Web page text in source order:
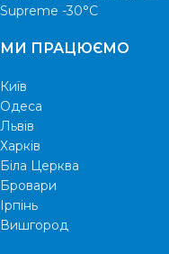
Supreme -30°С
МИ ПРАЦЮЄМО
Київ
Одеса
Львів
Харків
Біла Церква
Бровари
Ірпінь
Вишгород